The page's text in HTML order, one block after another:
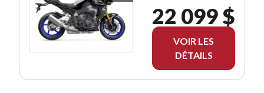
22 099 $
VOIR LES
DÉTAILS